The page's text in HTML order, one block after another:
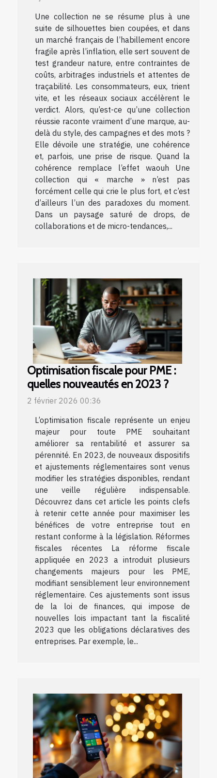
Une collection ne se résume plus à une
suite de silhouettes bien coupées, et dans
un marché français de l’habillement encore
fragile après l’inflation, elle sert souvent de
test grandeur nature, entre contraintes de
coûts, arbitrages industriels et attentes de
traçabilité. Les consommateurs, eux, trient
vite, et les réseaux sociaux accélèrent le
verdict. Alors, qu’est-ce qu’une collection
réussie raconte vraiment d’une marque, au-
delà du style, des campagnes et des mots ?
Elle dévoile une stratégie, une cohérence
et, parfois, une prise de risque. Quand la
cohérence remplace l’effet waouh Une
collection qui « marche » n’est pas
forcément celle qui crie le plus fort, et c’est
d’ailleurs l’un des paradoxes du moment.
Dans un paysage saturé de drops, de
collaborations et de micro-tendances,...
Optimisation fiscale pour PME :
quelles nouveautés en 2023 ?
2 février 2026 00:36
L’optimisation fiscale représente un enjeu
majeur pour toute PME souhaitant
améliorer sa rentabilité et assurer sa
pérennité. En 2023, de nouveaux dispositifs
et ajustements réglementaires sont venus
modifier les stratégies disponibles, rendant
une veille régulière indispensable.
Découvrez dans cet article les points clefs
à retenir cette année pour maximiser les
bénéfices de votre entreprise tout en
restant conforme à la législation. Réformes
fiscales récentes La réforme fiscale
appliquée en 2023 a introduit plusieurs
changements majeurs pour les PME,
modifiant sensiblement leur environnement
réglementaire. Ces ajustements sont issus
de la loi de finances, qui impose de
nouvelles lois impactant tant la fiscalité
2023 que les obligations déclaratives des
entreprises. Par exemple, le...